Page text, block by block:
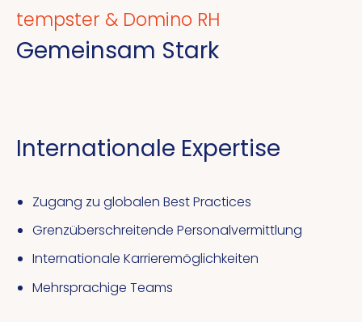
tempster & Domino RH
Gemeinsam Stark
Internationale Expertise
Zugang zu globalen Best Practices
Grenzüberschreitende Personalvermittlung
Internationale Karrieremöglichkeiten
Mehrsprachige Teams